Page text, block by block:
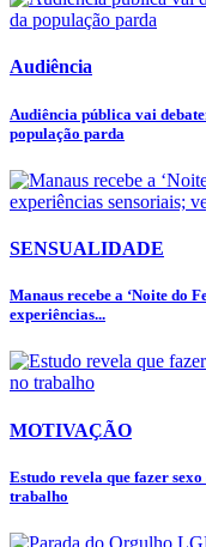
Audiência
Audiência pública vai
população parda
SENSUALIDADE
Manaus recebe a ‘Noite do
experiências...
MOTIVAÇÃO
Estudo revela que fazer
trabalho